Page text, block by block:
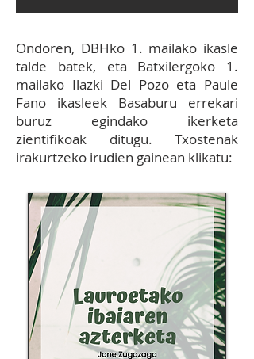
Ondoren, DBHko 1. mailako ikasle
talde batek, eta Batxilergoko 1.
mailako Ilazki Del Pozo eta Paule
Fano ikasleek Basaburu errekari
buruz egindako ikerketa
zientifikoak ditugu. Txostenak
irakurtzeko irudien gainean klikatu: